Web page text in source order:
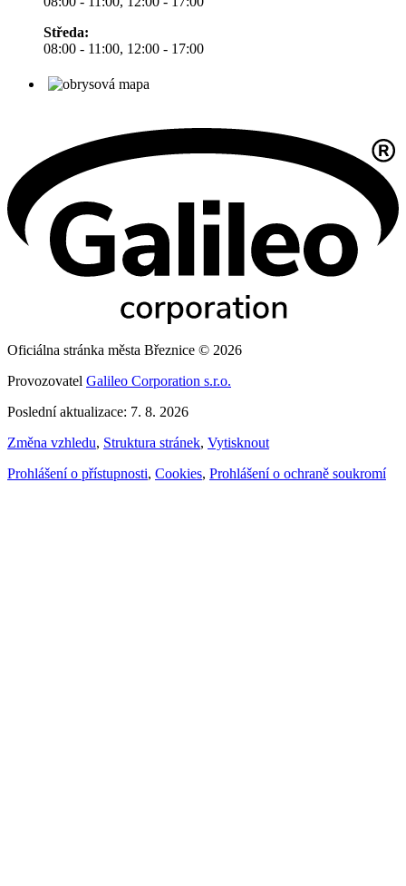
Středa:
08:00 - 11:00, 12:00 - 17:00
Oficiálna stránka města Březnice © 2026
Provozovatel Galileo Corporation s.r.o.
Poslední aktualizace: 7. 8. 2026
Změna vzhledu, Struktura stránek, Vytisknout
Prohlášení o přístupnosti, Cookies, Prohlášení o ochraně soukromí